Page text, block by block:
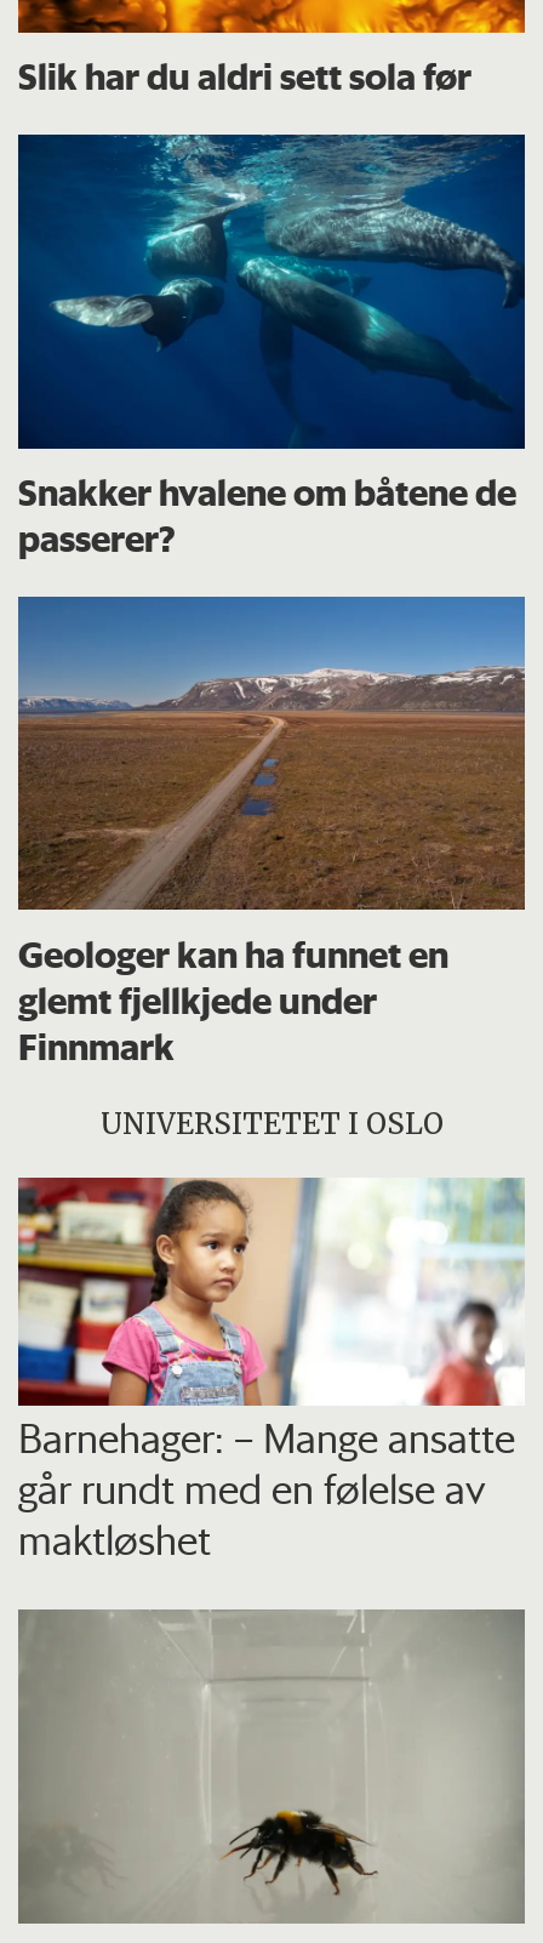
Slik har du aldri sett sola før
Snakker hvalene om båtene de
passerer?
Geologer kan ha funnet en
glemt fjellkjede under
Finnmark
UNIVERSITETET I OSLO
Barnehager: – Mange ansatte
går rundt med en følelse av
maktløshet